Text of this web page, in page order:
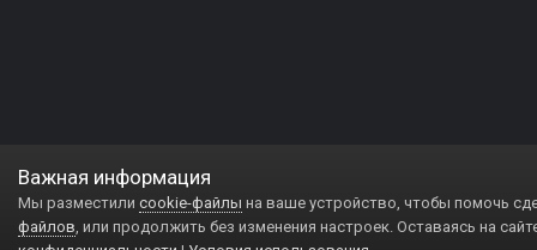
Важная информация
Мы разместили cookie-файлы на ваше устройство, чтобы помочь
файлов, или продолжить без изменения настроек. Оставаясь на